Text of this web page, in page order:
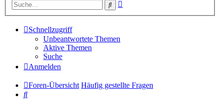
Suche
Schnellzugriff
Unbeantwortete Themen
Aktive Themen
Suche
Anmelden
Foren-Übersicht Häufig gestellte Fragen
Suche